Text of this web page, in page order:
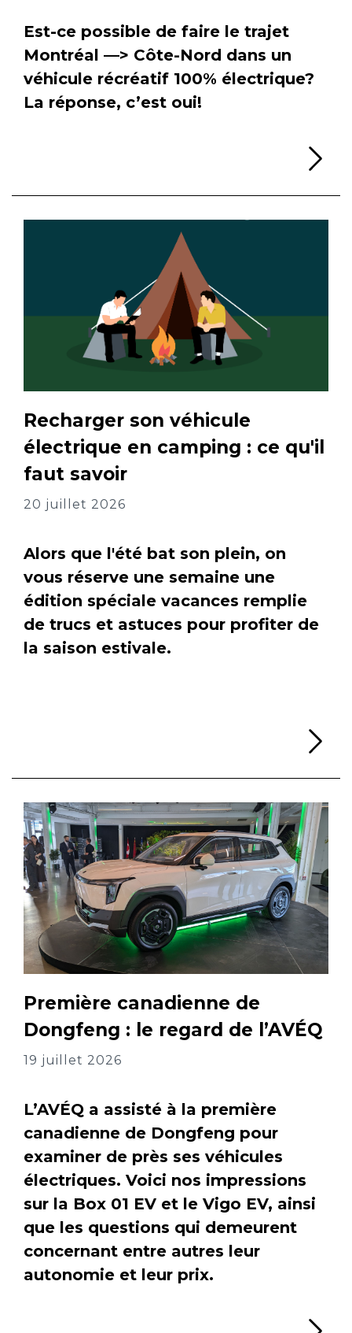
Est-ce possible de faire le trajet
Montréal —> Côte-Nord dans un
véhicule récréatif 100% électrique?
La réponse, c’est oui!
Recharger son véhicule
électrique en camping : ce qu'il
faut savoir
20 juillet 2026
Alors que l'été bat son plein, on
vous réserve une semaine une
édition spéciale vacances remplie
de trucs et astuces pour profiter de
la saison estivale.
Première canadienne de
Dongfeng : le regard de l’AVÉQ
19 juillet 2026
L’AVÉQ a assisté à la première
canadienne de Dongfeng pour
examiner de près ses véhicules
électriques. Voici nos impressions
sur la Box 01 EV et le Vigo EV, ainsi
que les questions qui demeurent
concernant entre autres leur
autonomie et leur prix.